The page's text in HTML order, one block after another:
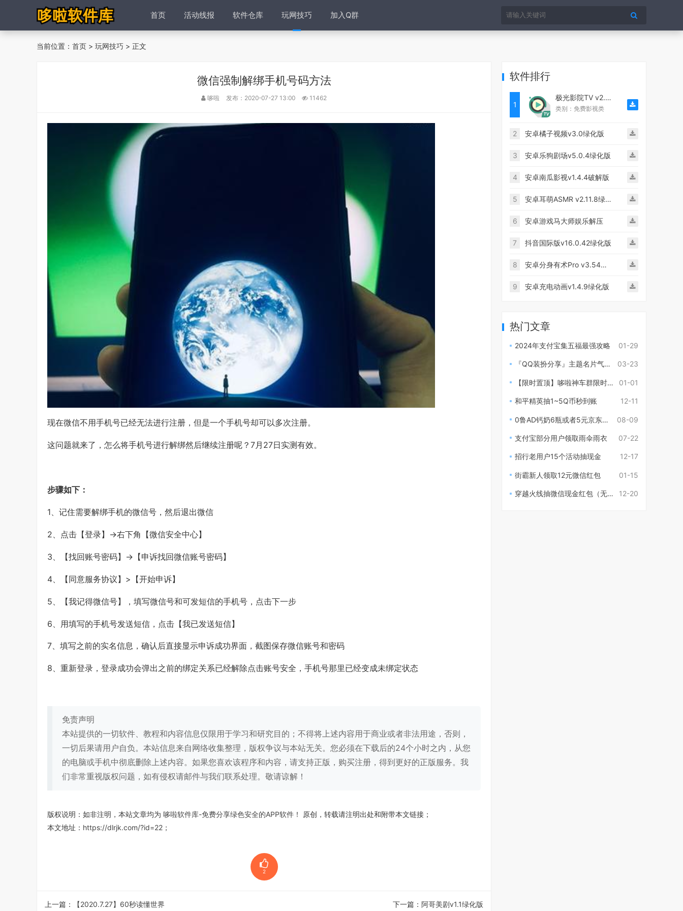
首页 活动线报 软件仓库 玩网技巧 加入Q群
当前位置： 首页 > 玩网技巧 > 正文
微信强制解绑手机号码方法
哆啦 发布：2020-07-27 13:00 11462
现在微信不用手机号已经无法进行注册，但是一个手机号却可以多次注册。
这问题就来了，怎么将手机号进行解绑然后继续注册呢？7月27日实测有效。
步骤如下：
1、记住需要解绑手机的微信号，然后退出微信
2、点击【登录】->右下角【微信安全中心】
3、【找回账号密码】->【申诉找回微信账号密码】
4、【同意服务协议】>【开始申诉】
5、【我记得微信号】，填写微信号和可发短信的手机号，点击下一步
6、用填写的手机号发送短信，点击【我已发送短信】
7、填写之前的实名信息，确认后直接显示申诉成功界面，截图保存微信账号和密码
8、重新登录，登录成功会弹出之前的绑定关系已经解除点击账号安全，手机号那里已经变成未绑定状态
免责声明
本站提供的一切软件、教程和内容信息仅限用于学习和研究目的；不得将上述内容用于商业或者非法用途，否则，
一切后果请用户自负。本站信息来自网络收集整理，版权争议与本站无关。您必须在下载后的24个小时之内，从您
的电脑或手机中彻底删除上述内容。如果您喜欢该程序和内容，请支持正版，购买注册，得到更好的正版服务。我
们非常重视版权问题，如有侵权请邮件与我们联系处理。敬请谅解！
版权说明：如非注明，本站文章均为 哆啦软件库-免费分享绿色安全的APP软件！
原创，转载请注明出处和附带本文链接；
本文地址： https://dlrjk.com/?id=22 ；
2
上一篇： 【2020.7.27】60秒读懂世界 下一篇： 阿哥美剧v1.1绿化版
软件排行
1
极光影院TV v2.3.2破解版
类别：免费影视类
2 安卓橘子视频v3.0绿化版
3 安卓乐狗剧场v5.0.4绿化版
4 安卓南瓜影视v1.4.4破解版
5 安卓耳萌ASMR v2.11.8绿化版
6 安卓游戏马大师娱乐解压
7 抖音国际版v16.0.42绿化版
8 安卓分身有术Pro v3.54破解版
9 安卓充电动画v1.4.9绿化版
热门文章
01-29
2024年支付宝集五福最强攻略
03-23
『QQ装扮分享』主题名片气泡背景等
01-01
【限时置顶】哆啦神车群限时开放中！
12-11
和平精英抽1~5Q币秒到账
08-09
0鲁AD钙奶6瓶或者5元京东e卡
07-22
支付宝部分用户领取雨伞雨衣
12-17
招行老用户15个活动抽现金
01-15
街霸新人领取12元微信红包
12-20
穿越火线抽微信现金红包（无需登录）